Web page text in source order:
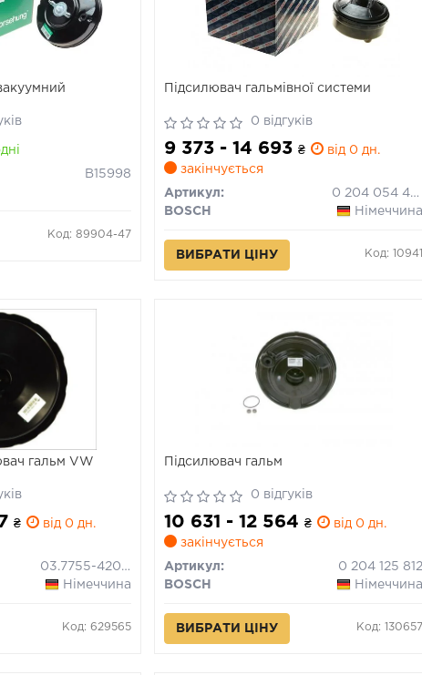
B15998
Код: 89904-47
Підсилювач гальмівної системи
0 відгуків
9 373 - 14 693₴
від 0 дн.
закінчується
Артикул:
0 204 054 468
BOSCH
Німеччина
ВИБРАТИ ЦІНУ Код: 10941
гальм VW
₴
від 0 дн.
03.7755-4202.4
Німеччина
Код: 629565
Підсилювач гальм
0 відгуків
10 631 - 12 564₴
від 0 дн.
закінчується
Артикул:
0 204 125 812
BOSCH
Німеччина
ВИБРАТИ ЦІНУ Код: 130657